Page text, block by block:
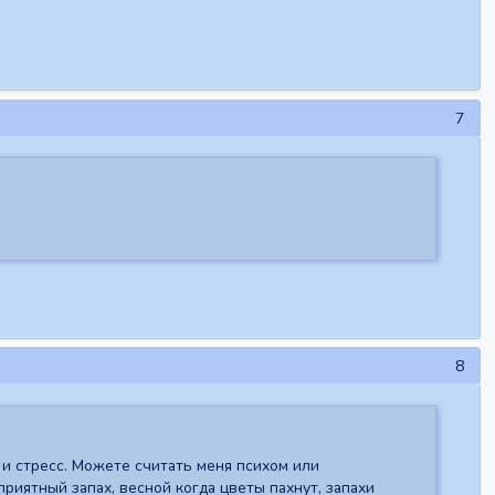
7
8
стресс. Можете считать меня психом или
запах, весной когда цветы пахнут, запахи